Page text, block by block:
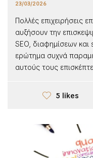
23/03/2026
Πολλές επιχειρήσεις
αυξήσουν την
SEO, διαφημίσεων
ερώτημα συχνά
αυτούς τους
5 likes